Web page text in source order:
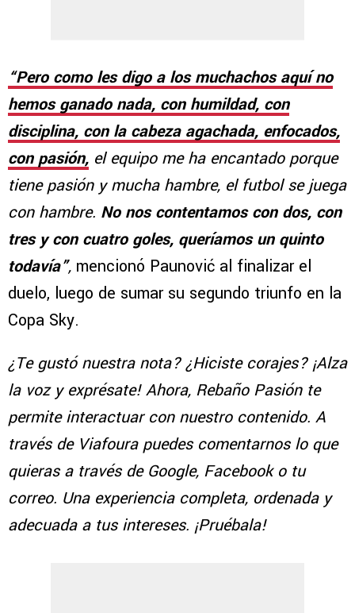
“Pero como les digo a los muchachos aquí no
hemos ganado nada, con humildad, con
disciplina, con la cabeza agachada, enfocados,
con pasión, el equipo me ha encantado porque
tiene pasión y mucha hambre, el futbol se juega
con hambre. No nos contentamos con dos, con
tres y con cuatro goles, queríamos un quinto
todavía”, mencionó Paunović al finalizar el
duelo, luego de sumar su segundo triunfo en la
Copa Sky.
¿Te gustó nuestra nota? ¿Hiciste corajes? ¡Alza
la voz y exprésate! Ahora, Rebaño Pasión te
permite interactuar con nuestro contenido. A
través de Viafoura puedes comentarnos lo que
quieras a través de Google, Facebook o tu
correo. Una experiencia completa, ordenada y
adecuada a tus intereses. ¡Pruébala!